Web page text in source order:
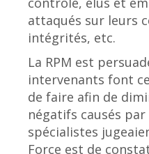
attaqués sur leurs
intégrités, etc.
La RPM est
intervenants font
de faire afin de
négatifs causés
spécialistes
Force est de